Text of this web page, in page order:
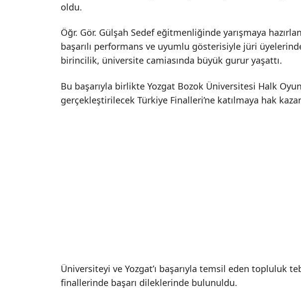
oldu.
Öğr. Gör. Gülşah Sedef eğitmenliğinde yarışmaya
başarılı performans ve uyumlu gösterisiyle jüri
birincilik, üniversite camiasında büyük gurur yaşattı.
Bu başarıyla birlikte Yozgat Bozok Üniversitesi Halk
gerçekleştirilecek Türkiye Finalleri’ne katılmaya hak
Üniversiteyi ve Yozgat’ı başarıyla temsil eden topluluk
finallerinde başarı dileklerinde bulunuldu.